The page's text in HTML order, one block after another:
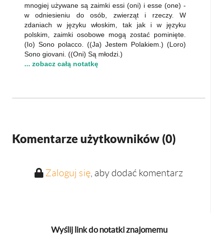
mnogiej używane są zaimki essi (oni) i esse (one) -
w odniesieniu do osób, zwierząt i rzeczy. W
zdaniach w języku włoskim, tak jak i w języku
polskim, zaimki osobowe mogą zostać pominięte.
(Io) Sono polacco. ((Ja) Jestem Polakiem.) (Loro)
Sono giovani. ((Oni) Są młodzi.)
... zobacz całą notatkę
Komentarze użytkowników (0)
Zaloguj się, aby dodać komentarz
Wyślij link do notatki znajomemu